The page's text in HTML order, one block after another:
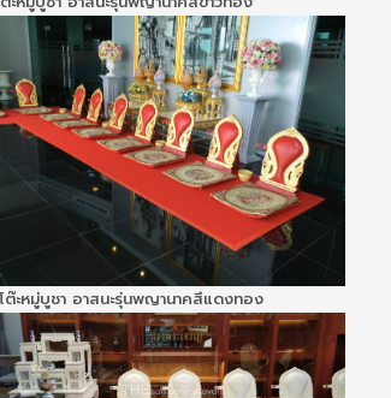
ต๊ะหมู่บูชา อาสนะรุ่นพญานาคสีแดงทอง